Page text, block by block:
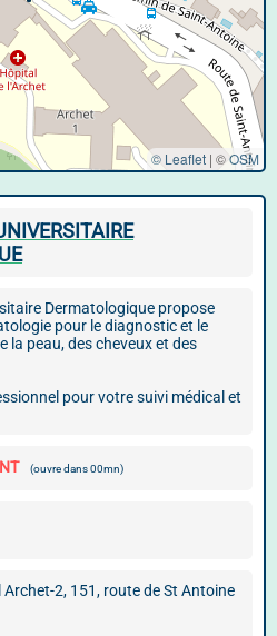
© Leaflet | ©OSM
Dermatologique propose
pour le diagnostic et le
peau, des cheveux et des
pour votre suivi médical et
(ouvre dans 00mn)
2, 151, route de St Antoine